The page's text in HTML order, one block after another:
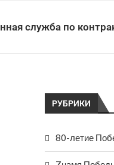
служба по
РУБРИКИ
80-летие